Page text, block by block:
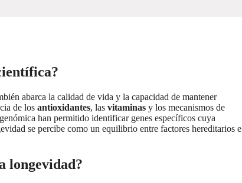
abarca la calidad de vida y la capacidad de mantener
de los antioxidantes, las vitaminas y los mecanismos de
han permitido identificar genes específicos cuya
se percibe como un equilibrio entre factores hereditarios e
longevidad?